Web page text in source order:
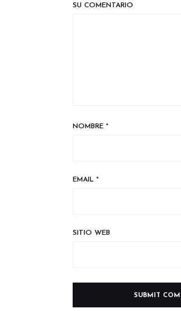
SU COMENTARIO
NOMBRE *
EMAIL *
SITIO WEB